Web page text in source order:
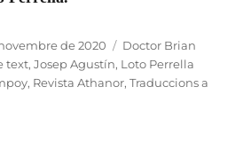
de 2020 Categories
Doctor Brian
text,Josep Agustín, Loto Perrella
, Revista Athanor,Traduccions a